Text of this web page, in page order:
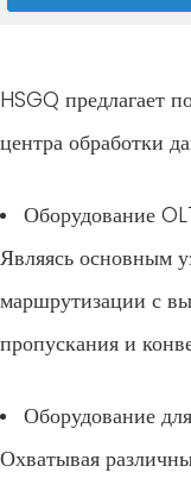
цифровой
HSGQ предлагает
центра обработки
Оборудование
Являясь основным
маршрутизации с
пропускания и
Оборудование
Охватывая